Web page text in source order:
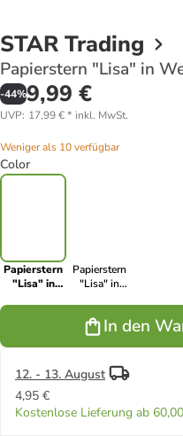
STAR Trading
Papierstern "Lisa" in
-44%9,99 €
UVP: 17,99 €* inkl. MwSt.
Weniger als 10 verfügbar
Color
Papierstern
"Lisa" in
Papierstern
"Lisa" in
In den
12. - 13. August
4,95 €
Kostenlose Lieferung ab